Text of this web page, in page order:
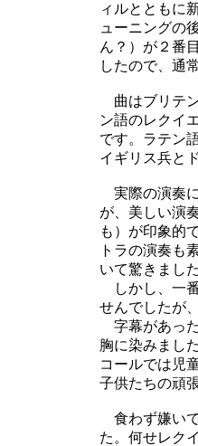
ィルとともに
ューニングの
ん？）が２番
したので、通
曲はブリテ
ン語のレクイ
です。ラテン
イギリス兵と
実際の演奏
が、美しい演
も）が印象的
トラの演奏も
いて驚きました
しかし、一
せんでしたが
字幕があっ
胸に染みまし
コールでは児
子供たちの頑
食わず嫌い
た。何せレク